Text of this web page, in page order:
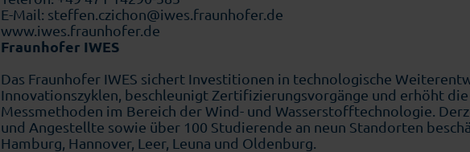
E-Mail: steffen.czichon@iwes.fraunhofer.de
www.iwes.fraunhofer.de
Fraunhofer IWES
Das Fraunhofer IWES sichert Investitionen in technologische
Innovationszyklen, beschleunigt Zertifizierungsvorgänge und erhöht
Messmethoden im Bereich der Wind- und Wasserstofftechnologie.
und Angestellte sowie über 100 Studierende an neun Standorten
Hamburg, Hannover, Leer, Leuna und Oldenburg.